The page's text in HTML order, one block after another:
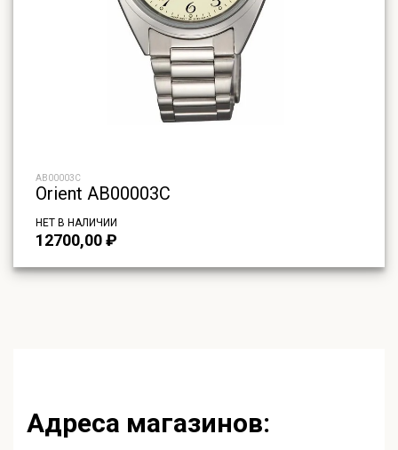
AB00003C
Orient AB00003C
НЕТ В НАЛИЧИИ
12700,00₽
Адреса магазинов: